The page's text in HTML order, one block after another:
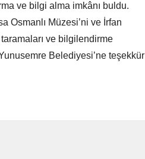
ve bilgi alma imkânı buldu.
Osmanlı Müzesi’ni ve İrfan
ve bilgilendirme
Belediyesi’ne teşekkür